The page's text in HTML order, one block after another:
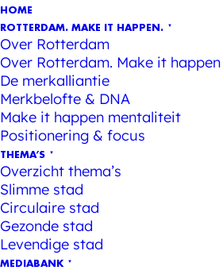
HOME
ROTTERDAM. MAKE IT HAPPEN.
Over Rotterdam
Over Rotterdam. Make it happen
De merkalliantie
Merkbelofte & DNA
Make it happen mentaliteit
Positionering & focus
THEMA’S
Overzicht thema’s
Slimme stad
Circulaire stad
Gezonde stad
Levendige stad
MEDIABANK